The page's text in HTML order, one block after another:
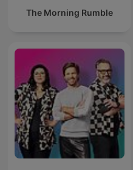
The Morning Rumble